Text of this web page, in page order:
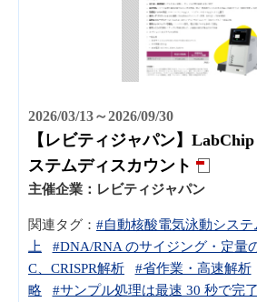
2026/03/13～2026/09/30
【レビティジャパン】
ステムディスカウント
主催企業： レビティジャパン
関連タグ： #自動核酸電気泳動システ
上
#DNA/RNA のサイジング・定量
C、CRISPR解析
#省作業・高速解析
略
#サンプル処理は最速 30 秒で完了